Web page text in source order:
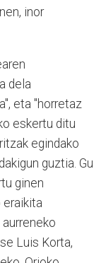
inor
dela
eta "horretaz
eskertu ditu
egindako
guztia. Gu
ginen
eraikita
Luis Korta,